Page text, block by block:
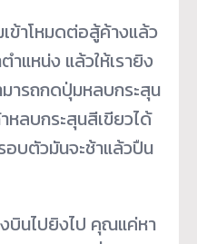
เข้าโหมดต่อสู้ค้างแล้ว
แหน่ง แล้วให้เรายิง
มารถกดปุ่มหลบกระสุน
หลบกระสุนสีเขียวได้
อบตัวมันจะช้าแล้วปืน
บินไปยิงไป คุณแค่หา